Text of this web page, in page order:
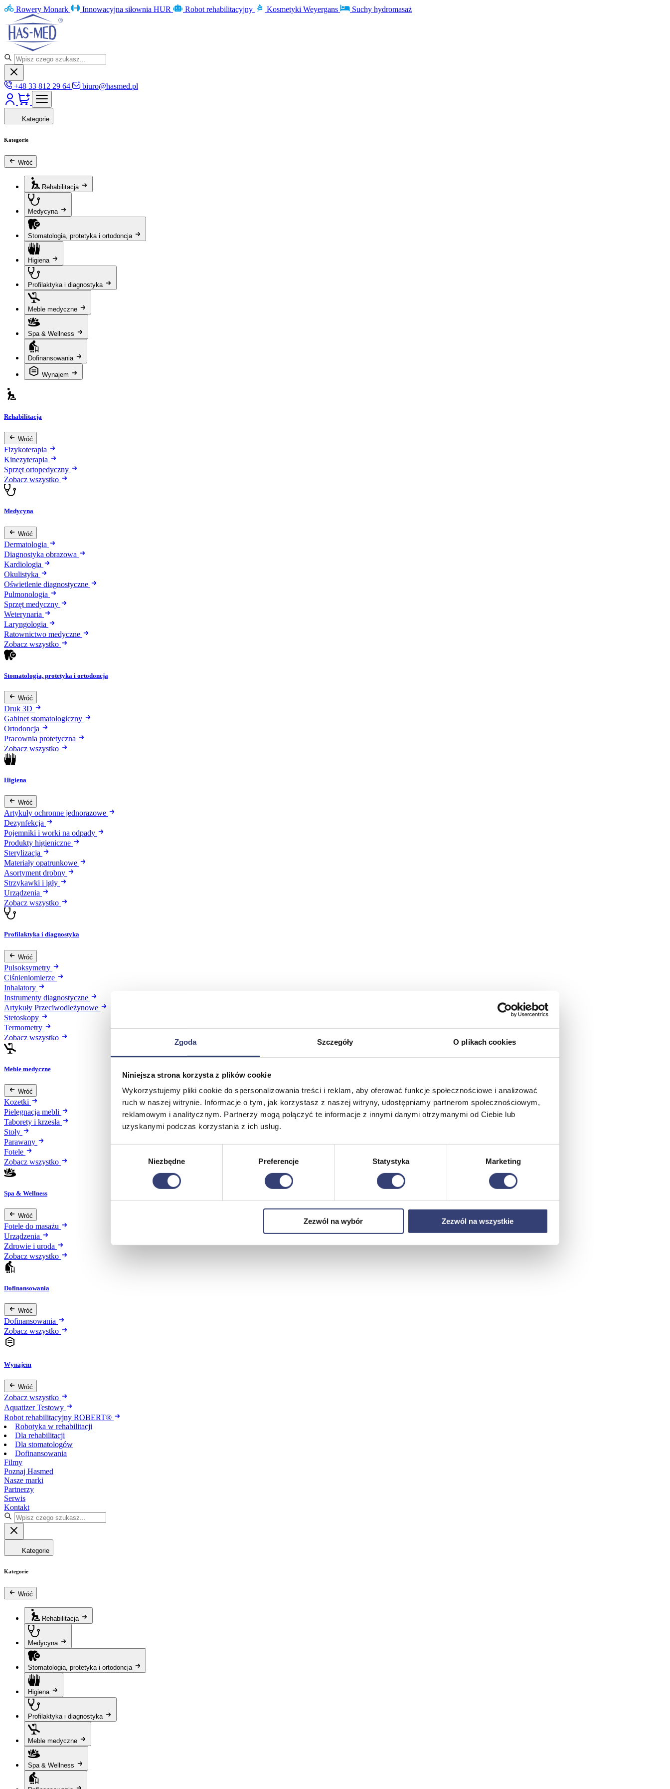
Zgoda Szczegóły O plikach cookies
Niniejsza strona korzysta z plików cookie
Wykorzystujemy pliki cookie do spersonalizowania treści i reklam, aby oferować funkcje społecznościowe i analizować
ruch w naszej witrynie. Informacje o tym, jak korzystasz z naszej witryny, udostępniamy partnerom społecznościowym,
reklamowym i analitycznym. Partnerzy mogą połączyć te informacje z innymi danymi otrzymanymi od Ciebie lub
uzyskanymi podczas korzystania z ich usług.
Niezbędne Preferencje Statystyka Marketing
Zezwól na wybór Zezwól na wszystkie
Rowery Monark Innowacyjna siłownia HUR Robot rehabilitacyjny Kosmetyki Weyergans Suchy hydromasaż
+48 33 812 29 64 biuro@hasmed.pl
Kategorie
Kategorie
Wróć
Rehabilitacja
Medycyna
Stomatologia, protetyka i ortodoncja
Higiena
Profilaktyka i diagnostyka
Meble medyczne
Spa & Wellness
Dofinansowania
Wynajem
Rehabilitacja
Wróć
Fizykoterapia
Kinezyterapia
Sprzęt ortopedyczny
Zobacz wszystko
Medycyna
Wróć
Dermatologia
Diagnostyka obrazowa
Kardiologia
Okulistyka
Oświetlenie diagnostyczne
Pulmonologia
Sprzęt medyczny
Weterynaria
Laryngologia
Ratownictwo medyczne
Zobacz wszystko
Stomatologia, protetyka i ortodoncja
Wróć
Druk 3D
Gabinet stomatologiczny
Ortodoncja
Pracownia protetyczna
Zobacz wszystko
Higiena
Wróć
Artykuły ochronne jednorazowe
Dezynfekcja
Pojemniki i worki na odpady
Produkty higieniczne
Sterylizacja
Materiały opatrunkowe
Asortyment drobny
Strzykawki i igły
Urządzenia
Zobacz wszystko
Profilaktyka i diagnostyka
Wróć
Pulsoksymetry
Ciśnieniomierze
Inhalatory
Instrumenty diagnostyczne
Artykuły Przeciwodleżynowe
Stetoskopy
Termometry
Zobacz wszystko
Meble medyczne
Wróć
Kozetki
Pielęgnacja mebli
Taborety i krzesła
Stoły
Parawany
Fotele
Zobacz wszystko
Spa & Wellness
Wróć
Fotele do masażu
Urządzenia
Zdrowie i uroda
Zobacz wszystko
Dofinansowania
Wróć
Dofinansowania
Zobacz wszystko
Wynajem
Wróć
Zobacz wszystko
Aquatizer Testowy
Robot rehabilitacyjny ROBERT®
Robotyka w rehabilitacji
Dla rehabilitacji
Dla stomatologów
Dofinansowania
Filmy
Poznaj Hasmed
Nasze marki
Partnerzy
Serwis
Kontakt
Kategorie
Kategorie
Wróć
Rehabilitacja
Medycyna
Stomatologia, protetyka i ortodoncja
Higiena
Profilaktyka i diagnostyka
Meble medyczne
Spa & Wellness